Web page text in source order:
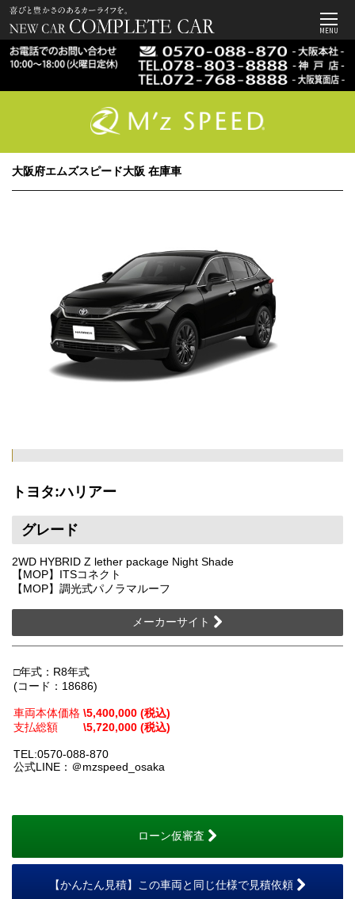
MENU
大阪府エムズスピード大阪 在庫車
トヨタ:ハリアー
グレード
2WD HYBRID Z lether package Night Shade
【MOP】ITSコネクト
【MOP】調光式パノラマルーフ
メーカーサイト
□年式：R8年式
(コード：18686)
車両本体価格 \5,400,000 (税込)
支払総額 \5,720,000 (税込)
TEL:0570-088-870
公式LINE：＠mzspeed_osaka
ローン仮審査
【かんたん見積】この車両と同じ仕様で見積依頼